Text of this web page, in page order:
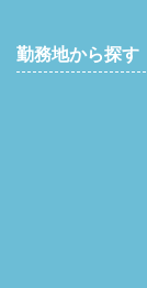
勤務地から探す